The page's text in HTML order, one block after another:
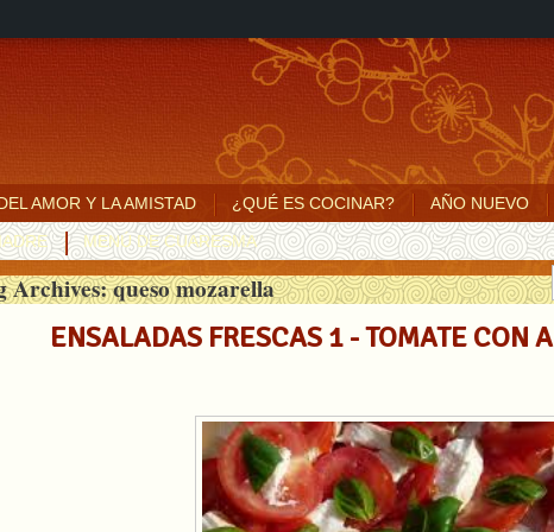
AMOR Y LA AMISTAD ¿QUÉ ES COCINAR? AÑO NUEVO
MENÚ DE CUARESMA
Archives:queso mozarella
ENSALADAS FRESCAS 1 - TOMATE CON